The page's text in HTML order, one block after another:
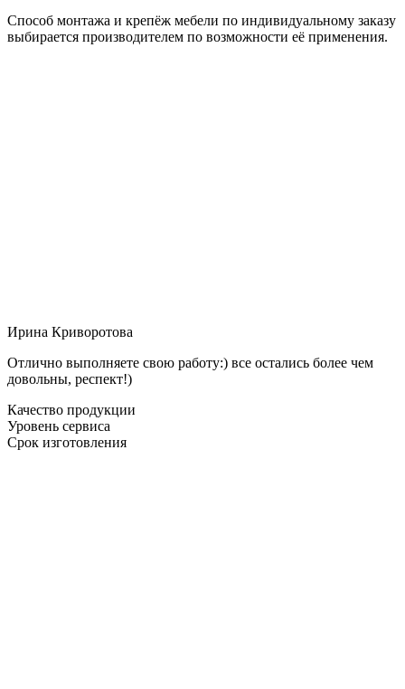
Способ монтажа и крепёж мебели по индивидуальному заказу
выбирается производителем по возможности её применения.
Ирина Криворотова
Отлично выполняете свою работу:) все остались более чем
довольны, респект!)
Качество продукции
Уровень сервиса
Срок изготовления